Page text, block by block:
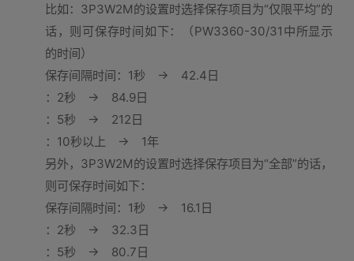
比如：3P3W2M的设置时选择保存项目为“仅限平均”的
话，则可保存时间如下：（PW3360-30/31中所显示
的时间）
保存间隔时间：1秒 → 42.4日
：2秒 → 84.9日
：5秒 → 212日
：10秒以上 → 1年
另外，3P3W2M的设置时选择保存项目为“全部”的话，
则可保存时间如下：
保存间隔时间：1秒 → 16.1日
：2秒 → 32.3日
：5秒 → 80.7日